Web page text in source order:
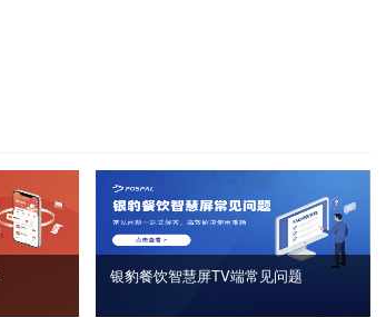
银豹餐饮智慧屏TV端常见问题